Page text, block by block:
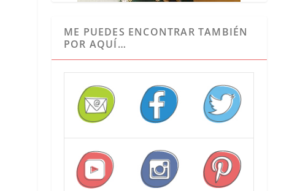
ME PUEDES ENCONTRAR TAMBIÉN
POR AQUÍ…